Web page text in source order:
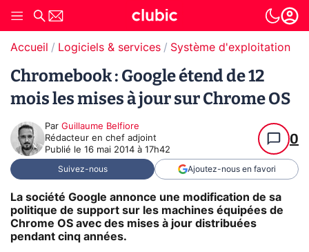
Accueil Logiciels & services Système d'exploitation
Chromebook : Google étend de 12
mois les mises à jour sur Chrome OS
Par Guillaume Belfiore
Rédacteur en chef adjoint
Publié le 16 mai 2014 à 17h42
0
Suivez-nous Ajoutez-nous en favori
La société Google annonce une modification de sa
politique de support sur les machines équipées de
Chrome OS avec des mises à jour distribuées
pendant cinq années.